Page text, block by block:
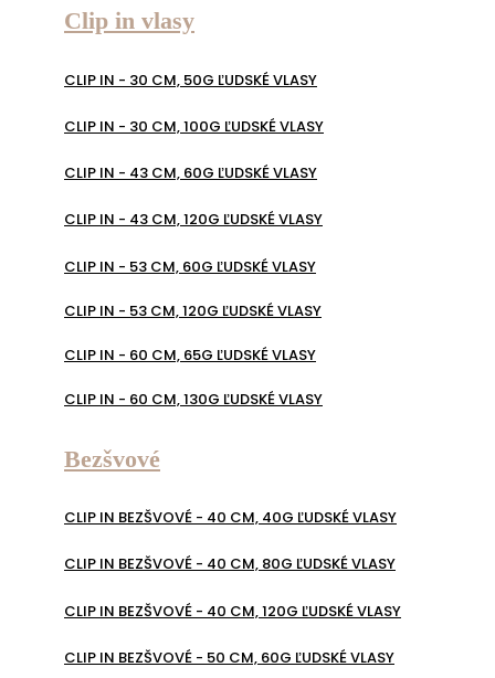
Clip in vlasy
CLIP IN - 30 CM, 50G ĽUDSKÉ VLASY
CLIP IN - 30 CM, 100G ĽUDSKÉ VLASY
CLIP IN - 43 CM, 60G ĽUDSKÉ VLASY
CLIP IN - 43 CM, 120G ĽUDSKÉ VLASY
CLIP IN - 53 CM, 60G ĽUDSKÉ VLASY
CLIP IN - 53 CM, 120G ĽUDSKÉ VLASY
CLIP IN - 60 CM, 65G ĽUDSKÉ VLASY
CLIP IN - 60 CM, 130G ĽUDSKÉ VLASY
Bezšvové
CLIP IN BEZŠVOVÉ - 40 CM, 40G ĽUDSKÉ VLASY
CLIP IN BEZŠVOVÉ - 40 CM, 80G ĽUDSKÉ VLASY
CLIP IN BEZŠVOVÉ - 40 CM, 120G ĽUDSKÉ VLASY
CLIP IN BEZŠVOVÉ - 50 CM, 60G ĽUDSKÉ VLASY